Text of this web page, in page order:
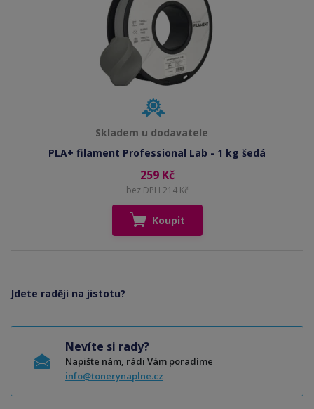
Skladem u dodavatele
PLA+ filament Professional Lab - 1 kg šedá
259 Kč
bez DPH 214 Kč
Koupit
Jdete raději na jistotu?
Nevíte si rady?
Napište nám, rádi Vám poradíme
info@tonerynaplne.cz